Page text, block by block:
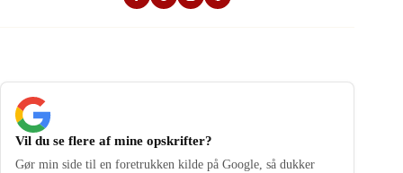
Vil du se flere af mine opskrifter?
Gør min side til en foretrukken kilde på Google, så dukker